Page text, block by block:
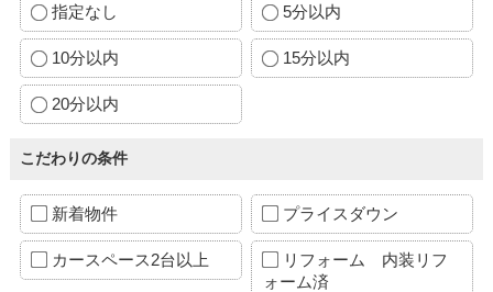
指定なし 5分以内
10分以内 15分以内
20分以内
こだわりの条件
新着物件 プライスダウン
カースペース2台以上
リフォーム 内装リフ
ォーム済